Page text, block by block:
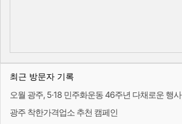
최근 방문자 기록
오월 광주, 5·18 민주화운동 46주년 다채로운 행사
광주 착한가격업소 추천 캠페인